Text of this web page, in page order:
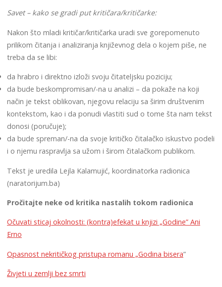
Savet – kako se gradi put kritičara/kritičarke:
Nakon što mladi kritičar/kritičarka uradi sve gorepomenuto
prilikom čitanja i analiziranja književnog dela o kojem piše, ne
treba da se libi:
da hrabro i direktno izloži svoju čitateljsku poziciju;
da bude beskompromisan/-na u analizi – da pokaže na koji
način je tekst oblikovan, njegovu relaciju sa širim društvenim
kontekstom, kao i da ponudi vlastiti sud o tome šta nam tekst
donosi (poručuje);
da bude spreman/-na da svoje kritičko čitalačko iskustvo podeli
i o njemu raspravlja sa užom i širom čitalačkom publikom.
Tekst je uredila Lejla Kalamujić, koordinatorka radionica
(naratorijum.ba)
Pročitajte neke od kritika nastalih tokom radionica
Očuvati sticaj okolnosti: (kontra)efekat u knjizi „Godine” Ani
Erno
Opasnost nekritičkog pristupa romanu „Godina bisera”
Živjeti u zemlji bez smrti